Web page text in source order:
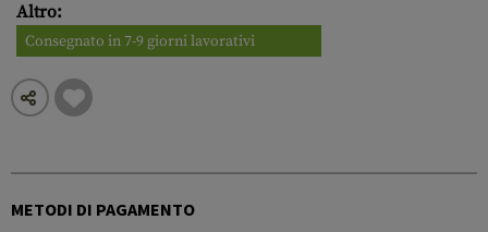
Altro:
Consegnato in 7-9 giorni lavorativi
METODI DI PAGAMENTO